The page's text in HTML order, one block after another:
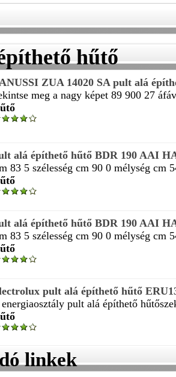
hűtő
ZUA 14020 SA pult alá
meg a nagy képet 89 900 27
alá építhető hűtő BDR 190 AAI
83 5 szélesség cm 90 0 mélység cm
alá építhető hűtő BDR 190 AAI
83 5 szélesség cm 90 0 mélység cm
pult alá építhető hűtő
pult alá építhető
linkek